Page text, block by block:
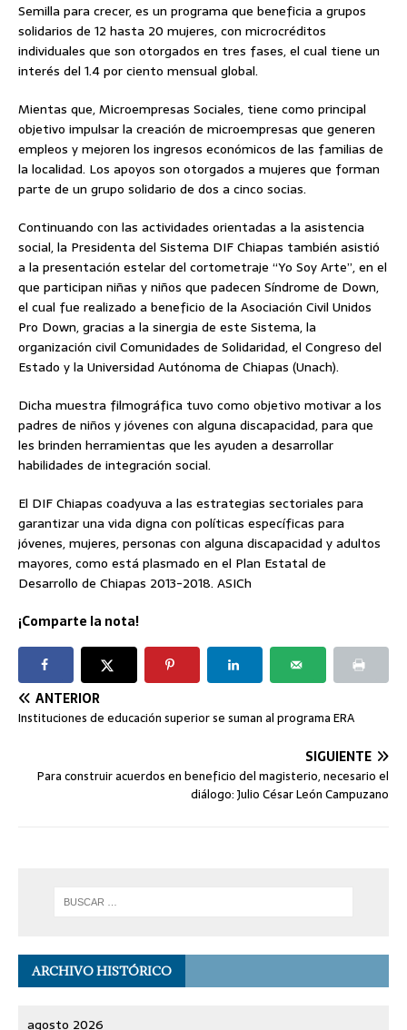
Semilla para crecer, es un programa que beneficia a grupos
solidarios de 12 hasta 20 mujeres, con microcréditos
individuales que son otorgados en tres fases, el cual tiene un
interés del 1.4 por ciento mensual global.
Mientas que, Microempresas Sociales, tiene como principal
objetivo impulsar la creación de microempresas que generen
empleos y mejoren los ingresos económicos de las familias de
la localidad. Los apoyos son otorgados a mujeres que forman
parte de un grupo solidario de dos a cinco socias.
Continuando con las actividades orientadas a la asistencia
social, la Presidenta del Sistema DIF Chiapas también asistió
a la presentación estelar del cortometraje “Yo Soy Arte”, en el
que participan niñas y niños que padecen Síndrome de Down,
el cual fue realizado a beneficio de la Asociación Civil Unidos
Pro Down, gracias a la sinergia de este Sistema, la
organización civil Comunidades de Solidaridad, el Congreso del
Estado y la Universidad Autónoma de Chiapas (Unach).
Dicha muestra filmográfica tuvo como objetivo motivar a los
padres de niños y jóvenes con alguna discapacidad, para que
les brinden herramientas que les ayuden a desarrollar
habilidades de integración social.
El DIF Chiapas coadyuva a las estrategias sectoriales para
garantizar una vida digna con políticas específicas para
jóvenes, mujeres, personas con alguna discapacidad y adultos
mayores, como está plasmado en el Plan Estatal de
Desarrollo de Chiapas 2013-2018. ASICh
¡Comparte la nota!
ANTERIOR
Instituciones de educación superior se suman al programa ERA
SIGUIENTE
Para construir acuerdos en beneficio del magisterio, necesario el
diálogo: Julio César León Campuzano
ARCHIVO HISTÓRICO
agosto 2026